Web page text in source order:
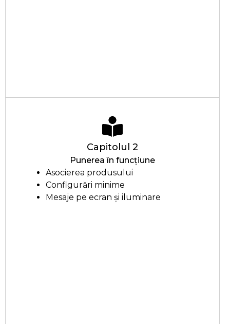
Capitolul 2
Punerea în funcțiune
Asocierea produsului
Configurări minime
Mesaje pe ecran și iluminare